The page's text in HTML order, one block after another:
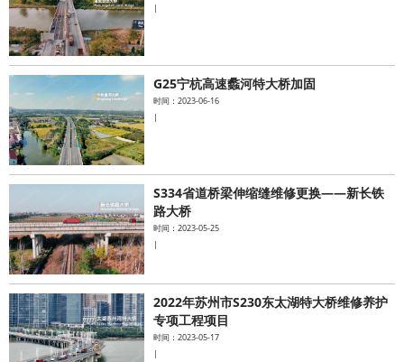
|
G25宁杭高速蠡河特大桥加固
时间：2023-06-16
|
S334省道桥梁伸缩缝维修更换——新长铁
路大桥
时间：2023-05-25
|
2022年苏州市S230东太湖特大桥维修养护
专项工程项目
时间：2023-05-17
|